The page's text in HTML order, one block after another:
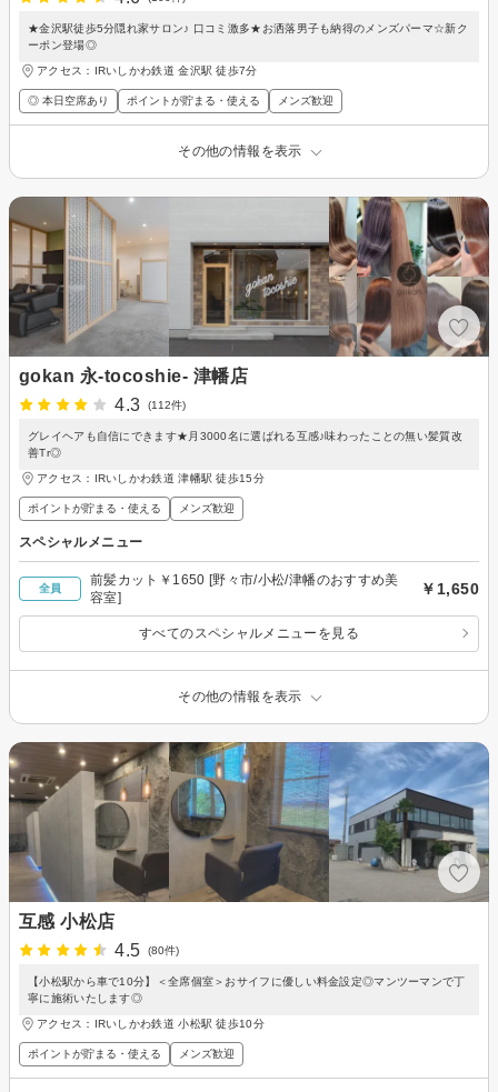
★金沢駅徒歩5分隠れ家サロン♪ 口コミ激多★お洒落男子も納得のメンズパーマ☆新ク
ーポン登場◎
アクセス：IRいしかわ鉄道 金沢駅 徒歩7分
◎ 本日空席あり ポイントが貯まる・使える メンズ歓迎
その他の情報を表示
gokan 永-tocoshie- 津幡店
4.3
(112件)
グレイヘアも自信にできます★月3000名に選ばれる互感♪味わったことの無い髪質改
善Tr◎
アクセス：IRいしかわ鉄道 津幡駅 徒歩15分
ポイントが貯まる・使える メンズ歓迎
スペシャルメニュー
全員
前髪カット￥1650 [野々市/小松/津幡のおすすめ美
容室]
￥1,650
すべてのスペシャルメニューを見る
その他の情報を表示
互感 小松店
4.5
(80件)
【小松駅から車で10分】＜全席個室＞おサイフに優しい料金設定◎マンツーマンで丁
寧に施術いたします◎
アクセス：IRいしかわ鉄道 小松駅 徒歩10分
ポイントが貯まる・使える メンズ歓迎